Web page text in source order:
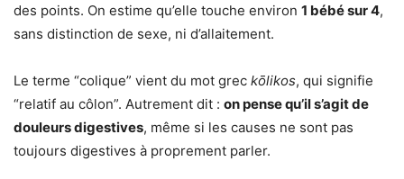
des points. On estime qu’elle touche environ 1 bébé sur 4,
sans distinction de sexe, ni d’allaitement.
Le terme “colique” vient du mot grec kōlikos, qui signifie
“relatif au côlon”. Autrement dit : on pense qu’il s’agit de
douleurs digestives, même si les causes ne sont pas
toujours digestives à proprement parler.